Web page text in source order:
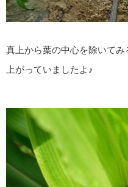
真上から葉の中心を除いて
上がっていましたよ♪